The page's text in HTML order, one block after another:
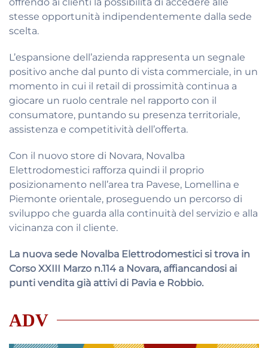
stesse opportunità indipendentemente dalla sede
scelta.
L’espansione dell’azienda rappresenta un segnale
positivo anche dal punto di vista commerciale, in un
momento in cui il retail di prossimità continua a
giocare un ruolo centrale nel rapporto con il
consumatore, puntando su presenza territoriale,
assistenza e competitività dell’offerta.
Con il nuovo store di Novara, Novalba
Elettrodomestici rafforza quindi il proprio
posizionamento nell’area tra Pavese, Lomellina e
Piemonte orientale, proseguendo un percorso di
sviluppo che guarda alla continuità del servizio e alla
vicinanza con il cliente.
La nuova sede Novalba Elettrodomestici si trova in
Corso XXIII Marzo n.114 a Novara, affiancandosi ai
punti vendita già attivi di Pavia e Robbio.
ADV